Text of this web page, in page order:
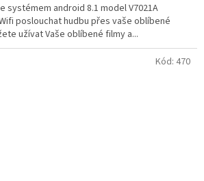
systémem android 8.1 model V7021A
poslouchat hudbu přes vaše oblíbené
užívat Vaše oblíbené filmy a...
Kód: 470